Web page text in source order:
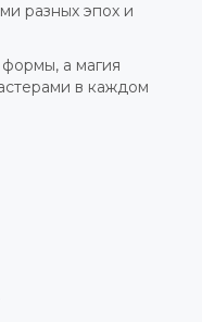
разных эпох и
а магия
в каждом